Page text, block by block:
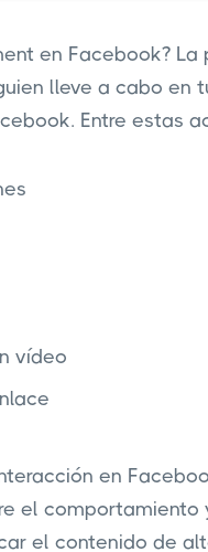
en Facebook?
lleve a cabo en
Entre estas
vídeo
en
el
el contenido de